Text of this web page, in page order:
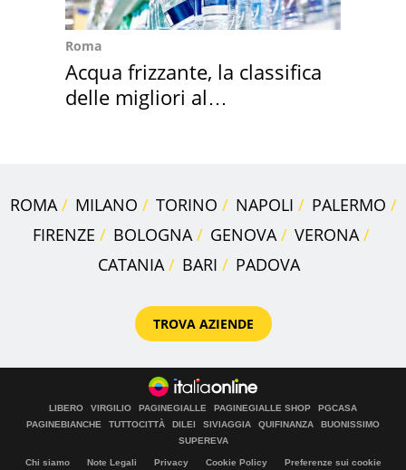
Roma
Acqua frizzante, la classifica
delle migliori al
ROMA MILANO TORINO NAPOLI
PALERMO
FIRENZE
BOLOGNA GENOVA
VERONA
CATANIA
BARI PADOVA
TROVA AZIENDE
LIBERO VIRGILIO PAGINEGIALLE PAGINEGIALLE SHOP
PGCASA
PAGINEBIANCHE
TUTTOCITTÀ DILEI SIVIAGGIA QUIFINANZA
BUONISSIMO
SUPEREVA
Chi siamo Note Legali Privacy Cookie Policy
Preferenze sui cookie